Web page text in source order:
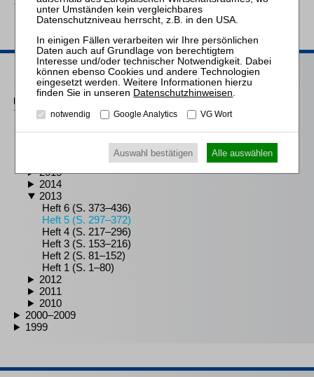
Heftarchiv
2010–2019
2018
2015
2014
2013
Heft 6 (S. 373–436)
Heft 5 (S. 297–372)
Heft 4 (S. 217–296)
Heft 3 (S. 153–216)
Heft 2 (S. 81–152)
Heft 1 (S. 1–80)
2012
2011
2010
2000–2009
1999
Datenschutzhinweisen
notwendig Google Analytics VG Wort
Auswahl bestätigen Alle auswählen